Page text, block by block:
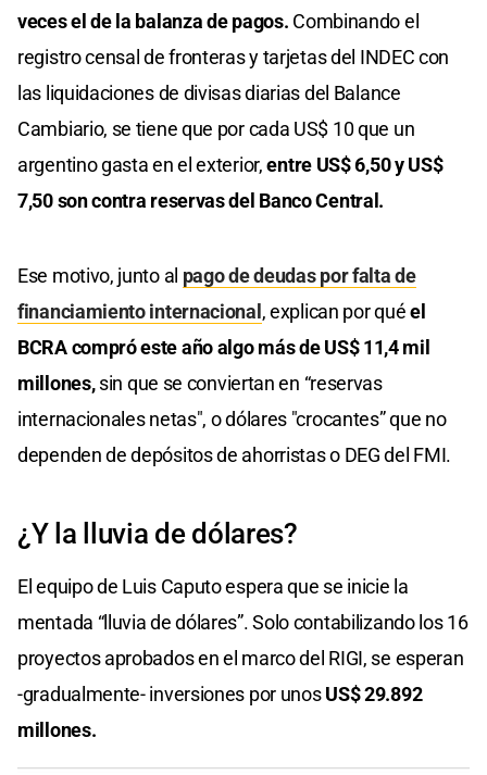
veces el de la balanza de pagos. Combinando el
registro censal de fronteras y tarjetas del INDEC con
las liquidaciones de divisas diarias del Balance
Cambiario, se tiene que por cada US$ 10 que un
argentino gasta en el exterior,entre US$ 6,50 y US$
7,50 son contra reservas del Banco Central.
Ese motivo, junto al pago de deudas por falta de
financiamiento internacional, explican por quéel
BCRA compró este año algo más de US$ 11,4 mil
millones,sin que se conviertan en “reservas
internacionales netas", o dólares "crocantes” que no
dependen de depósitos de ahorristas o DEG del FMI.
¿Y la lluvia de dólares?
El equipo de Luis Caputo espera que se inicie la
mentada “lluvia de dólares”. Solo contabilizando los 16
proyectos aprobados en el marco del RIGI, se esperan
-gradualmente- inversiones por unosUS$ 29.892
millones.